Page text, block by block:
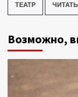
ТЕАТР ЧИТАТЬ
Возможно,